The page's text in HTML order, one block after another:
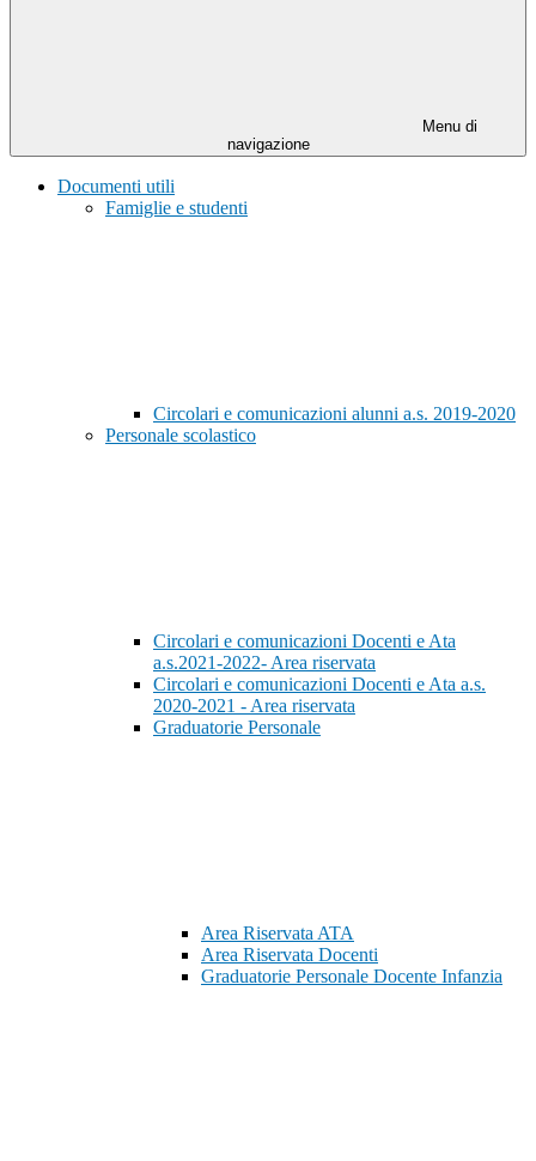
Menu di
navigazione
Documenti utili
Famiglie e studenti
Circolari e comunicazioni alunni a.s. 2019-2020
Personale scolastico
Circolari e comunicazioni Docenti e Ata
a.s.2021-2022- Area riservata
Circolari e comunicazioni Docenti e Ata a.s.
2020-2021 - Area riservata
Graduatorie Personale
Area Riservata ATA
Area Riservata Docenti
Graduatorie Personale Docente Infanzia